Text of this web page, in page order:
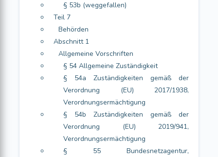
§ 53b (weggefallen)
Teil 7
Behörden
Abschnitt 1
Allgemeine Vorschriften
§ 54 Allgemeine Zuständigkeit
§ 54a Zuständigkeiten gemäß der
Verordnung (EU) 2017/1938,
Verordnungsermächtigung
§ 54b Zuständigkeiten gemäß der
Verordnung (EU) 2019/941,
Verordnungsermächtigung
§ 55 Bundesnetzagentur,